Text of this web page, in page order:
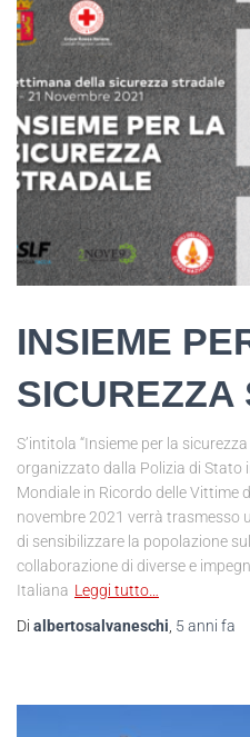
INSIEME
SICUREZZA
S’intitola “Insieme per la
organizzato dalla Polizia di Stato
Mondiale in Ricordo delle Vittime
novembre 2021 verrà trasmesso
di sensibilizzare la popolazione
collaborazione di diverse e
Italiana Leggi tutto…
Di albertosalvaneschi 5 anni fa